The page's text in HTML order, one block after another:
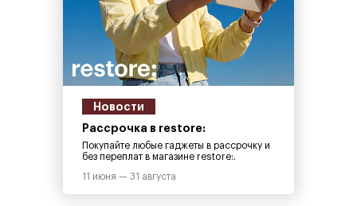
Новости
Рассрочка в restore:
Покупайте любые гаджеты в рассрочку и
без переплат в магазине restore:.
11 июня — 31 августа